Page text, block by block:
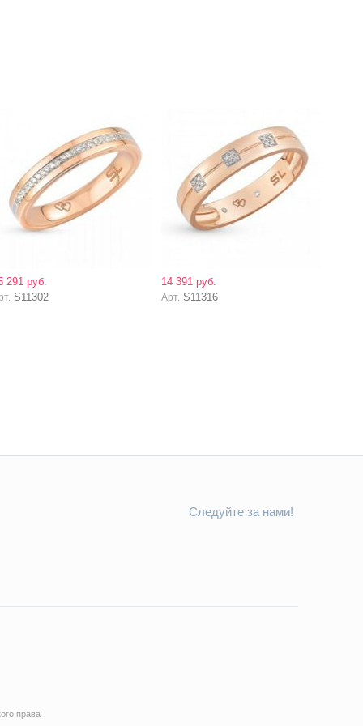
291 руб.
S11302
14 391 руб.
Арт. S11316
Следуйте за нами!
права